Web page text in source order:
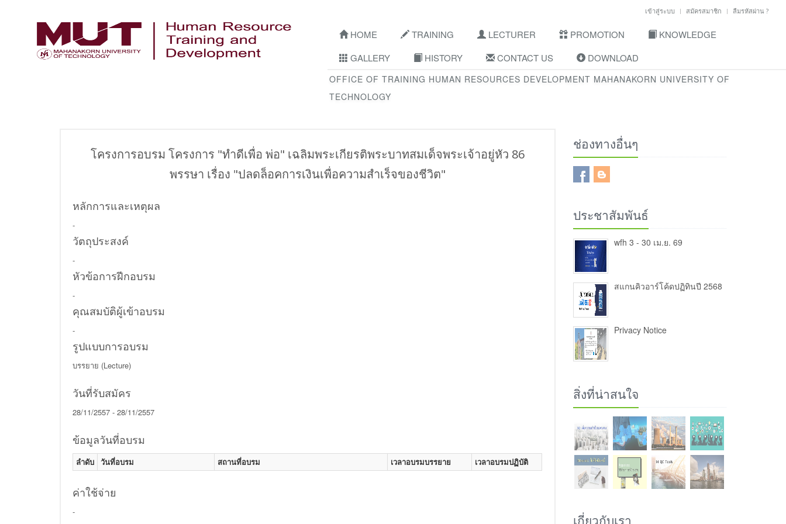
เข้าสู่ระบบ สมัครสมาชิก ลืมรหัสผ่าน ?
HOME TRAINING LECTURER PROMOTION
KNOWLEDGE
GALLERY
HISTORY CONTACT US DOWNLOAD
OFFICE OF TRAINING HUMAN RESOURCES DEVELOPMENT MAHANAKORN UNIVERSITY OF
TECHNOLOGY
โครงการอบรม โครงการ "ทำดีเพื่อ พ่อ" เฉลิมพระเกียรติพระบาทสมเด็จพระเจ้าอยู่หัว 86
พรรษา เรื่อง "ปลดล็อคการเงินเพื่อความสำเร็จของชีวิต"
หลักการและเหตุผล
-
วัตถุประสงค์
-
หัวข้อการฝีกอบรม
-
คุณสมบัติผู้เข้าอบรม
-
รูปแบบการอบรม
บรรยาย (Lecture)
วันที่รับสมัคร
28/11/2557 - 28/11/2557
ข้อมูลวันที่อบรม
ลำดับ วันที่อบรม สถานที่อบรม เวลาอบรมบรรยาย เวลาอบรมปฏิบัติ
ค่าใช้จ่าย
-
ช่องทางอื่นๆ
ประชาสัมพันธ์
wfh 3 - 30 เม.ย. 69
สแกนคิวอาร์โค้ดปฏิทินปี 2568
Privacy Notice
สิ่งที่น่าสนใจ
เกี่ยวกับเรา